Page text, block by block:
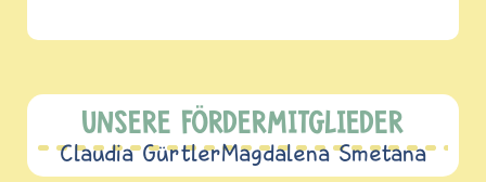
UNSERE FÖRDERMITGLIEDER
Claudia GürtlerMagdalena Smetana